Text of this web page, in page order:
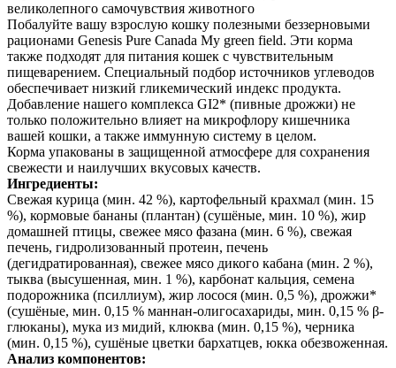
великолепного самочувствия животного
Побалуйте вашу взрослую кошку полезными беззерновыми
рационами Genesis Pure Canada My green field. Эти корма
также подходят для питания кошек с чувствительным
пищеварением. Специальный подбор источников углеводов
обеспечивает низкий гликемический индекс продукта.
Добавление нашего комплекса GI2* (пивные дрожжи) не
только положительно влияет на микрофлору кишечника
вашей кошки, а также иммунную систему в целом.
Корма упакованы в защищенной атмосфере для сохранения
свежести и наилучших вкусовых качеств.
Ингредиенты:
Свежая курица (мин. 42 %), картофельный крахмал (мин. 15
%), кормовые бананы (плантан) (сушёные, мин. 10 %), жир
домашней птицы, свежее мясо фазана (мин. 6 %), свежая
печень, гидролизованный протеин, печень
(дегидратированная), свежее мясо дикого кабана (мин. 2 %),
тыква (высушенная, мин. 1 %), карбонат кальция, семена
подорожника (псиллиум), жир лосося (мин. 0,5 %), дрожжи*
(сушёные, мин. 0,15 % маннан-олигосахариды, мин. 0,15 % β-
глюканы), мука из мидий, клюква (мин. 0,15 %), черника
(мин. 0,15 %), сушёные цветки бархатцев, юкка обезвоженная.
Анализ компонентов: